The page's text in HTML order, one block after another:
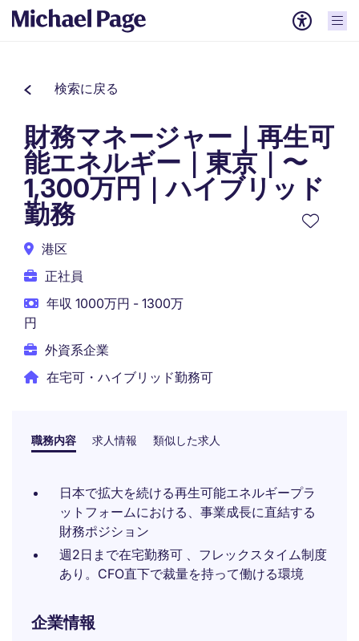
検索に戻る
財務マネージャー｜再生可
能エネルギー｜東京｜〜
1,300万円｜ハイブリッド
勤務
港区
正社員
年収 1000万円 - 1300万
円
外資系企業
在宅可・ハイブリッド勤務可
職務内容 求人情報 類似した求人
日本で拡大を続ける再生可能エネルギープラ
ットフォームにおける、事業成長に直結する
財務ポジション
週2日まで在宅勤務可 、フレックスタイム制度
あり。CFO直下で裁量を持って働ける環境
企業情報